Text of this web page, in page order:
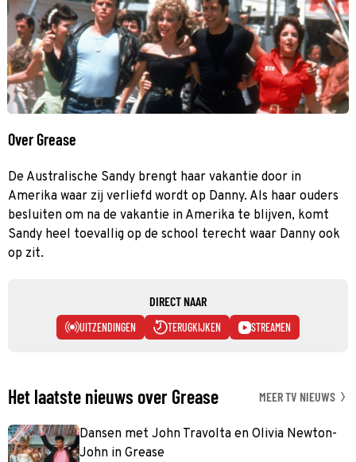
Over Grease
De Australische Sandy brengt haar vakantie door in
Amerika waar zij verliefd wordt op Danny. Als haar ouders
besluiten om na de vakantie in Amerika te blijven, komt
Sandy heel toevallig op de school terecht waar Danny ook
op zit.
DIRECT NAAR
UITZENDINGEN TERUGKIJKEN STREAMEN
Het laatste nieuws over Grease MEER TV NIEUWS
Dansen met John Travolta en Olivia Newton-
John in Grease